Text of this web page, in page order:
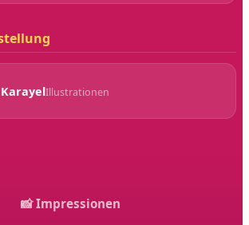
Illustrationen
📸 Impressionen